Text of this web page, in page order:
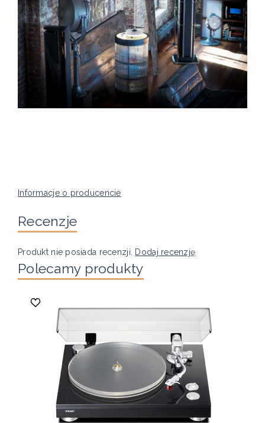
Informacje o producencie
Recenzje
Produkt nie posiada recenzji. Dodaj recenzję
Polecamy produkty